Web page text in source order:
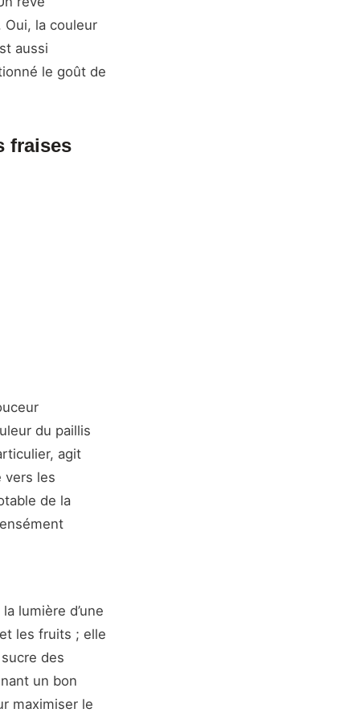
Oui, la couleur
aussi
le goût de
fraises
du paillis
agit
vers les
de la
lumière d’une
les fruits ; elle
des
un bon
maximiser le